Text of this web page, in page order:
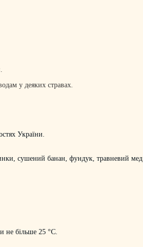
у деяких стравах.
України.
сушений банан, фундук, травневий мед
не більше 25 °С.